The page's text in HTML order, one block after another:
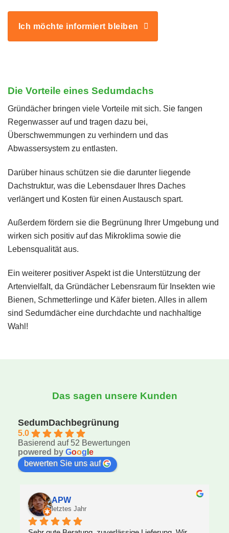
Ich möchte informiert bleiben
Die Vorteile eines Sedumdachs
Gründächer bringen viele Vorteile mit sich. Sie fangen
Regenwasser auf und tragen dazu bei,
Überschwemmungen zu verhindern und das
Abwassersystem zu entlasten.
Darüber hinaus schützen sie die darunter liegende
Dachstruktur, was die Lebensdauer Ihres Daches
verlängert und Kosten für einen Austausch spart.
Außerdem fördern sie die Begrünung Ihrer Umgebung und
wirken sich positiv auf das Mikroklima sowie die
Lebensqualität aus.
Ein weiterer positiver Aspekt ist die Unterstützung der
Artenvielfalt, da Gründächer Lebensraum für Insekten wie
Bienen, Schmetterlinge und Käfer bieten. Alles in allem
sind Sedumdächer eine durchdachte und nachhaltige
Wahl!
Das sagen unsere Kunden
SedumDachbegrünung
5.0
Basierend auf 52 Bewertungen
powered by Goog e
bewerten Sie uns auf
APW
letztes Jahr